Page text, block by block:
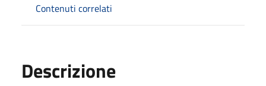
Contenuti correlati
Descrizione